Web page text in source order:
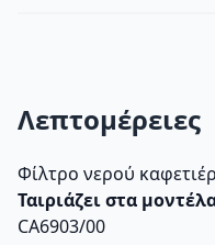
Λεπτομέρειες
Φίλτρο νερού
Ταιριάζει στα
CA6903/00